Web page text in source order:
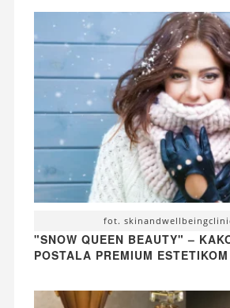
fot.
"SNOW QUEEN BEAUTY" –
POSTALA PREMIUM ESTETIKOM